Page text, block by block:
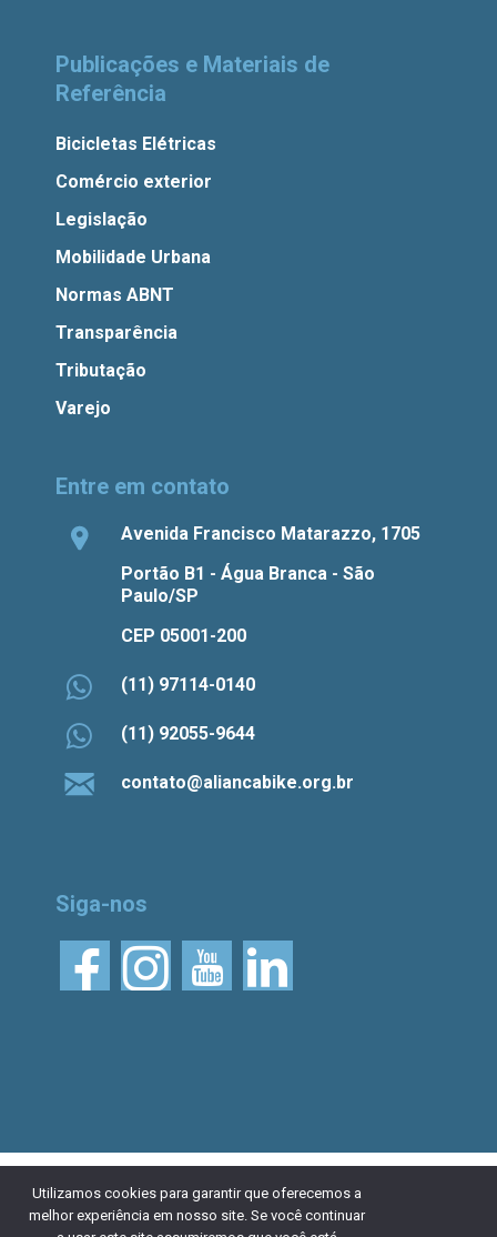
Publicações e Materiais de
Referência
Bicicletas Elétricas
Comércio exterior
Legislação
Mobilidade Urbana
Normas ABNT
Transparência
Tributação
Varejo
Entre em contato
Avenida Francisco Matarazzo, 1705
Portão B1 - Água Branca - São
Paulo/SP
CEP 05001-200
(11) 97114-0140
(11) 92055-9644
contato@aliancabike.org.br
Siga-nos
© 2026 Aliança Bike.
Esta obra está licenciada
com uma Licença Creative Commons Atribuição 4.0
Utilizamos cookies para garantir que oferecemos a
melhor experiência em nosso site. Se você continuar